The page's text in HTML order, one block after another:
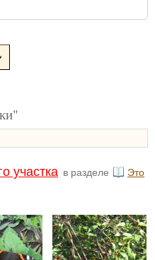
участка в разделе
Это